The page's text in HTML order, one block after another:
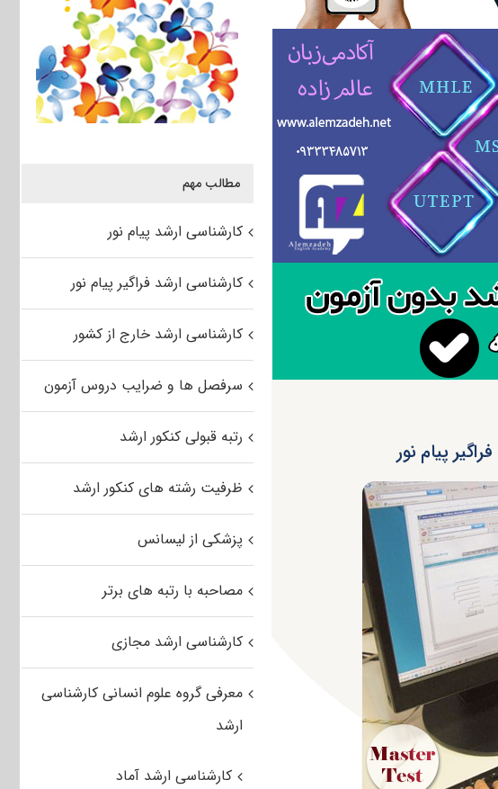
مطالب مهم
کارشناسی ارشد پیام نور
کارشناسی ارشد فراگیر پیام نور
کارشناسی ارشد خارج از کشور
سرفصل ها و ضرایب دروس آزمون
رتبه قبولی کنکور ارشد
ظرفیت رشته های کنکور ارشد
پزشکی از لیسانس
مصاحبه با رتبه های برتر
کارشناسی ارشد مجازی
معرفی گروه علوم انسانی کارشناسی
ارشد
کارشناسی ارشد آماد